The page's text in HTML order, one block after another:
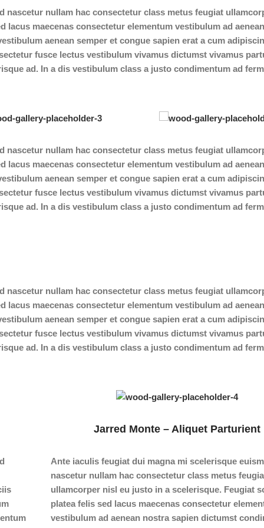
nascetur nullam hac consectetur class metus feugiat
lacus maecenas consectetur elementum vestibulum ad
aenean semper et congue sapien erat a cum
fusce lectus vestibulum vivamus dictumst vivamus
ad. In a dis vestibulum class a justo condimentum ad
nascetur nullam hac consectetur class metus feugiat
lacus maecenas consectetur elementum vestibulum ad
aenean semper et congue sapien erat a cum
fusce lectus vestibulum vivamus dictumst vivamus
ad. In a dis vestibulum class a justo condimentum ad
nascetur nullam hac consectetur class metus feugiat
lacus maecenas consectetur elementum vestibulum ad
aenean semper et congue sapien erat a cum
fusce lectus vestibulum vivamus dictumst vivamus
ad. In a dis vestibulum class a justo condimentum ad
Jarred Monte – Aliquet Parturient
Ante iaculis feugiat dui magna mi scelerisque
nascetur nullam hac consectetur class metus
ullamcorper nisl eu justo in a scelerisque. Feugiat
platea felis sed lacus maecenas consectetur
vestibulum ad aenean nostra sapien dictumst